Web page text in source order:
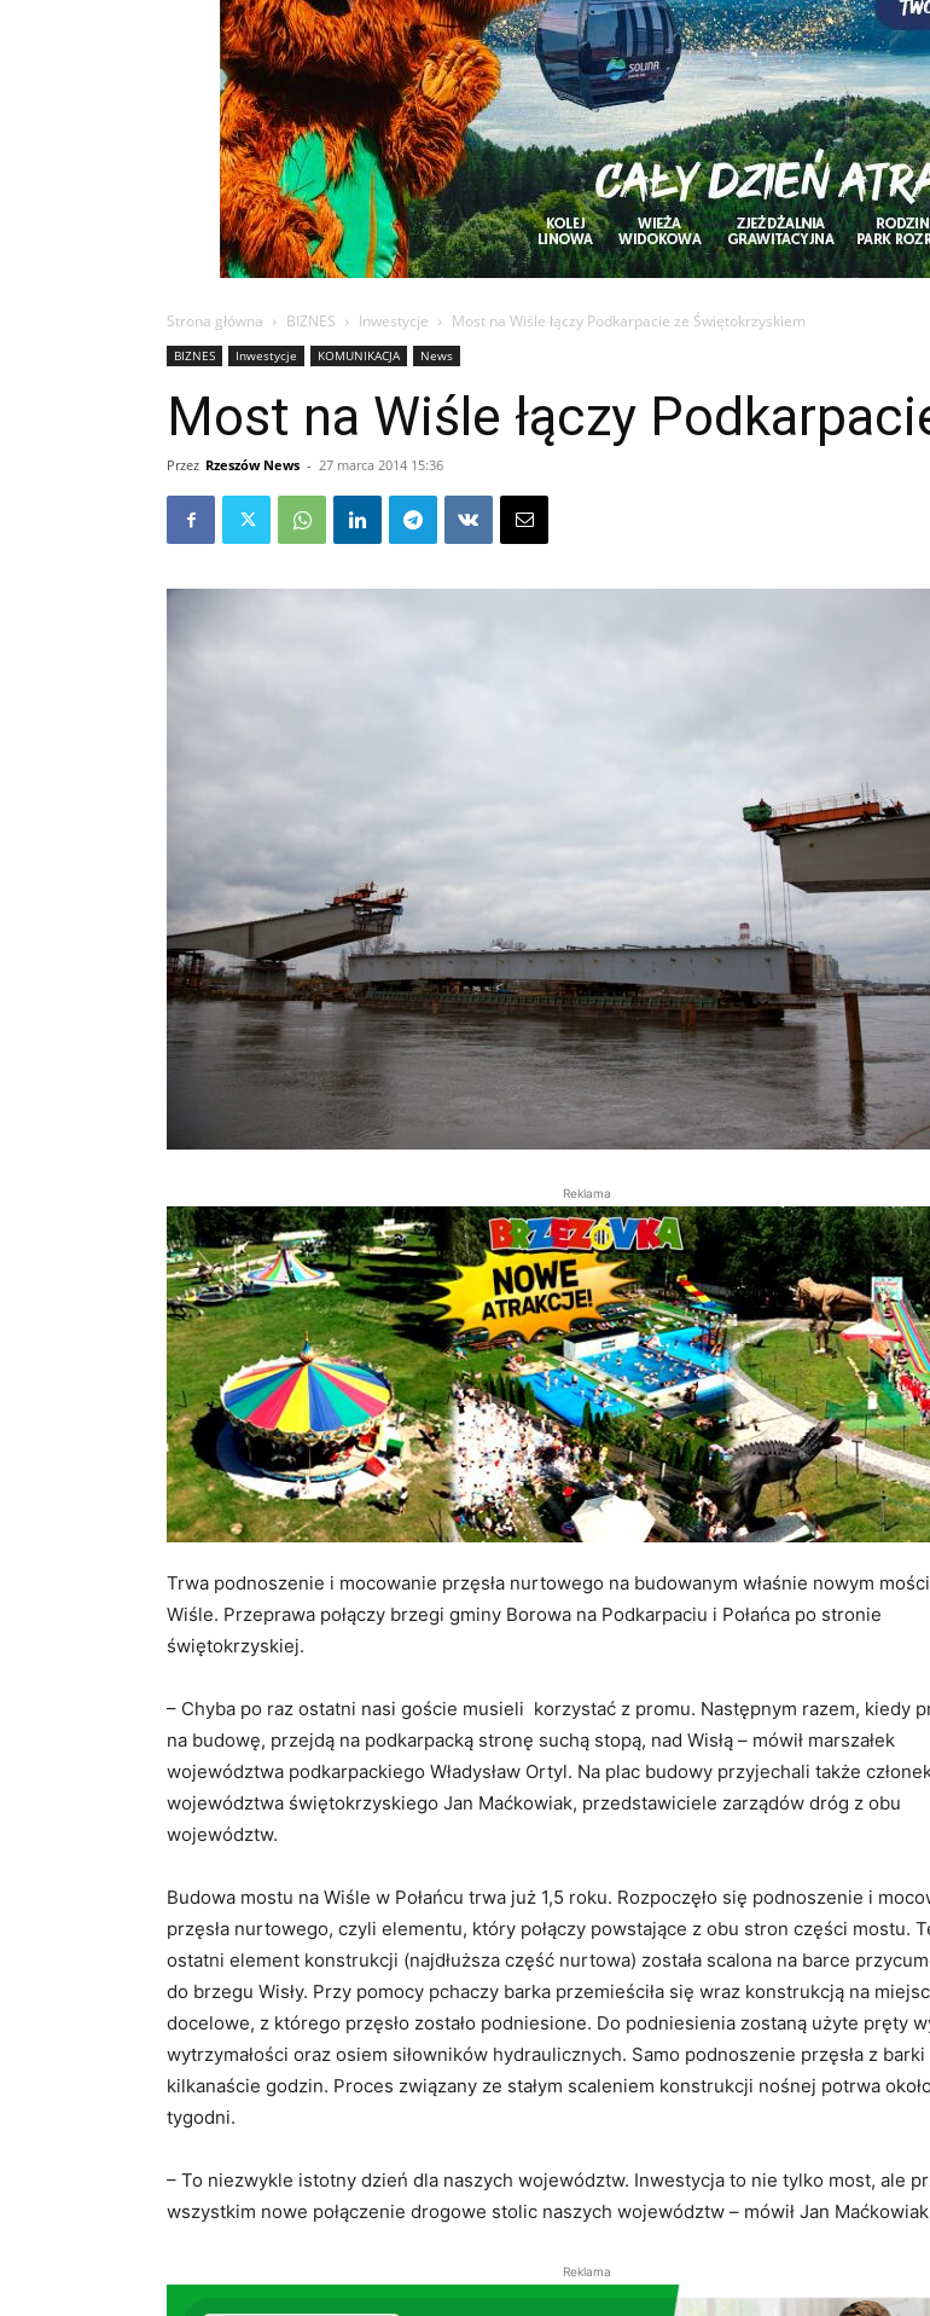
Strona główna BIZNES Inwestycje Most na Wiśle łączy Podkarpacie ze Świętokrzyskiem
BIZNES Inwestycje KOMUNIKACJA News
Most na Wiśle łączy
Przez Rzeszów News - 27 marca 2014 15:36
Reklama
Trwa podnoszenie i mocowanie przęsła nurtowego na budowanym właśnie nowym
Wiśle. Przeprawa połączy brzegi gminy Borowa na Podkarpaciu i Połańca po stronie
świętokrzyskiej.
– Chyba po raz ostatni nasi goście musieli korzystać z promu. Następnym razem, kiedy
na budowę, przejdą na podkarpacką stronę suchą stopą, nad Wisłą – mówił marszałek
województwa podkarpackiego Władysław Ortyl. Na plac budowy przyjechali także
województwa świętokrzyskiego Jan Maćkowiak, przedstawiciele zarządów dróg z obu
województw.
Budowa mostu na Wiśle w Połańcu trwa już 1,5 roku. Rozpoczęło się podnoszenie i
przęsła nurtowego, czyli elementu, który połączy powstające z obu stron części mostu.
ostatni element konstrukcji (najdłuższa część nurtowa) została scalona na barce
do brzegu Wisły. Przy pomocy pchaczy barka przemieściła się wraz konstrukcją na
docelowe, z którego przęsło zostało podniesione. Do podniesienia zostaną użyte pręty
wytrzymałości oraz osiem siłowników hydraulicznych. Samo podnoszenie przęsła z barki
kilkanaście godzin. Proces związany ze stałym scaleniem konstrukcji nośnej potrwa
tygodni.
– To niezwykle istotny dzień dla naszych województw. Inwestycja to nie tylko most, ale
wszystkim nowe połączenie drogowe stolic naszych województw – mówił Jan
Reklama